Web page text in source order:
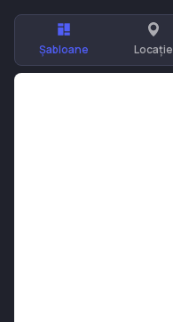
Șabloane Locație